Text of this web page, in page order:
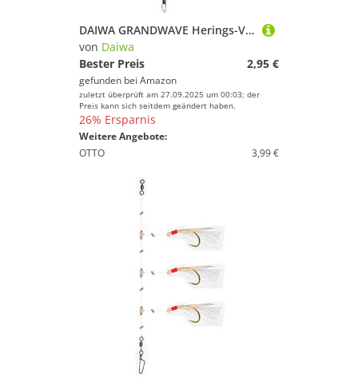
DAIWA GRANDWAVE Herings-Vorfach Micro Superfein 135cm 16517-237
von Daiwa
Bester Preis
2,95 €
gefunden bei Amazon
zuletzt überprüft am 27.09.2025 um 00:03; der
Preis kann sich seitdem geändert haben.
26% Ersparnis
Weitere Angebote:
OTTO
3,99 €